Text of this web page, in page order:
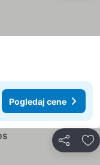
Pogledaj cene
Deli